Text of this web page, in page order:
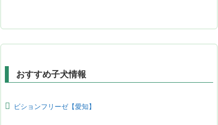
おすすめ子犬情報
ビションフリーゼ【愛知】